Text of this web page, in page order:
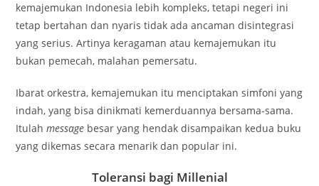
kemajemukan Indonesia lebih kompleks, tetapi negeri ini
tetap bertahan dan nyaris tidak ada ancaman disintegrasi
yang serius. Artinya keragaman atau kemajemukan itu
bukan pemecah, malahan pemersatu.
Ibarat orkestra, kemajemukan itu menciptakan simfoni yang
indah, yang bisa dinikmati kemerduannya bersama-sama.
Itulahmessage besar yang hendak disampaikan kedua buku
yang dikemas secara menarik dan popular ini.
Toleransi bagi Millenial